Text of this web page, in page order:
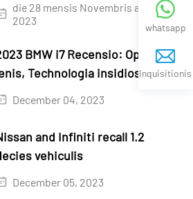
die 28 mensis Novembris anno
2023
BMW i7 Recensio: Operator
Technologia insidiosa
December 04, 2023
and Infiniti recall 1.2
vehiculis
December 05, 2023
whatsapp
Inquisitionis